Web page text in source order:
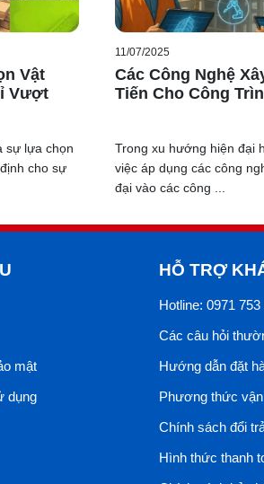
nhà ở kiểu Modern Farmhouse
Vật
Vượt
sự lựa chọn
cho sự
11/07/2025
Các Công Nghệ
Tiến Cho Công
Trong xu hướng hiện đại
việc áp dụng các công
đại vào các công ...
mật
dụng
HỖ TRỢ
Hotline: 0971 753
Các câu hỏi
Hướng dẫn đặt
Phương thức
Chính sách đổi
Hình thức thanh